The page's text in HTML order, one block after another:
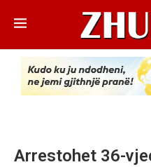
Arrestohet 36-